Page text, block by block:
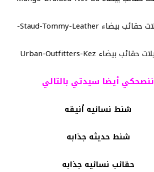
ننصحكي أيضا سيدتي بالتالي
شنط نسائيه أنيقه
شنط حديثه جذابه
حقائب نسائيه جذابه